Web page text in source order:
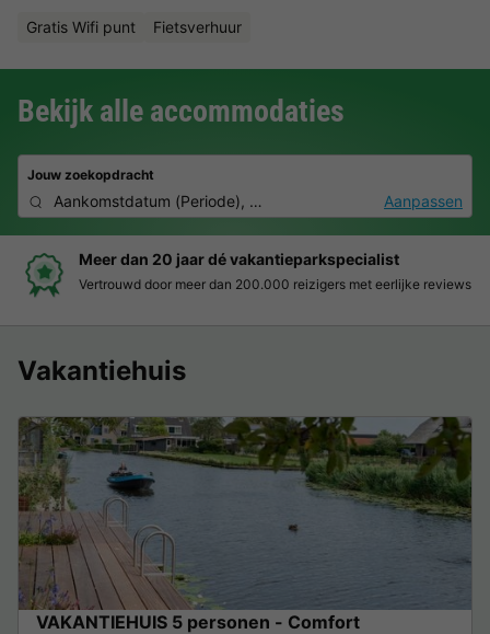
Gratis Wifi punt Fietsverhuur
Bekijk alle accommodaties
Jouw zoekopdracht
Aankomstdatum (Periode), 2 personen, 0 huisdierAanpassen
eerlijke reviews
Boek eenvoudig en zonder stress
Duidelijke prijzen, moeiteloos boeken en
Vakantiehuis
VAKANTIEHUIS 5 personen - Comfort